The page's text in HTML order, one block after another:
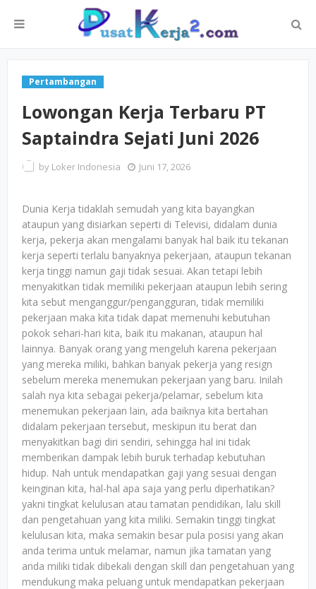
Pertambangan
Lowongan Kerja Terbaru PT
Saptaindra Sejati Juni 2026
by Loker Indonesia Juni 17, 2026
Dunia Kerja tidaklah semudah yang kita bayangkan
ataupun yang disiarkan seperti di Televisi, didalam dunia
kerja, pekerja akan mengalami banyak hal baik itu tekanan
kerja seperti terlalu banyaknya pekerjaan, ataupun tekanan
kerja tinggi namun gaji tidak sesuai. Akan tetapi lebih
menyakitkan tidak memiliki pekerjaan ataupun lebih sering
kita sebut menganggur/pengangguran, tidak memiliki
pekerjaan maka kita tidak dapat memenuhi kebutuhan
pokok sehari-hari kita, baik itu makanan, ataupun hal
lainnya. Banyak orang yang mengeluh karena pekerjaan
yang mereka miliki, bahkan banyak pekerja yang resign
sebelum mereka menemukan pekerjaan yang baru. Inilah
salah nya kita sebagai pekerja/pelamar, sebelum kita
menemukan pekerjaan lain, ada baiknya kita bertahan
didalam pekerjaan tersebut, meskipun itu berat dan
menyakitkan bagi diri sendiri, sehingga hal ini tidak
memberikan dampak lebih buruk terhadap kebutuhan
hidup. Nah untuk mendapatkan gaji yang sesuai dengan
keinginan kita, hal-hal apa saja yang perlu diperhatikan?
yakni tingkat kelulusan atau tamatan pendidikan, lalu skill
dan pengetahuan yang kita miliki. Semakin tinggi tingkat
kelulusan kita, maka semakin besar pula posisi yang akan
anda terima untuk melamar, namun jika tamatan yang
anda miliki tidak dibekali dengan skill dan pengetahuan yang
mendukung maka peluang untuk mendapatkan pekerjaan